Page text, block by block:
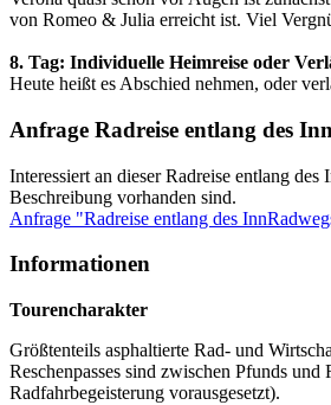
von Romeo & Julia erreicht ist. Viel
8. Tag: Individuelle Heimreise oder
Heute heißt es Abschied nehmen, oder
Anfrage Radreise entlang des
Interessiert an dieser Radreise entlang
Beschreibung vorhanden sind.
Anfrage "Radreise entlang des
Informationen
Tourencharakter
Größtenteils asphaltierte Rad- und
Reschenpasses sind zwischen Pfunds
Radfahrbegeisterung vorausgesetzt).